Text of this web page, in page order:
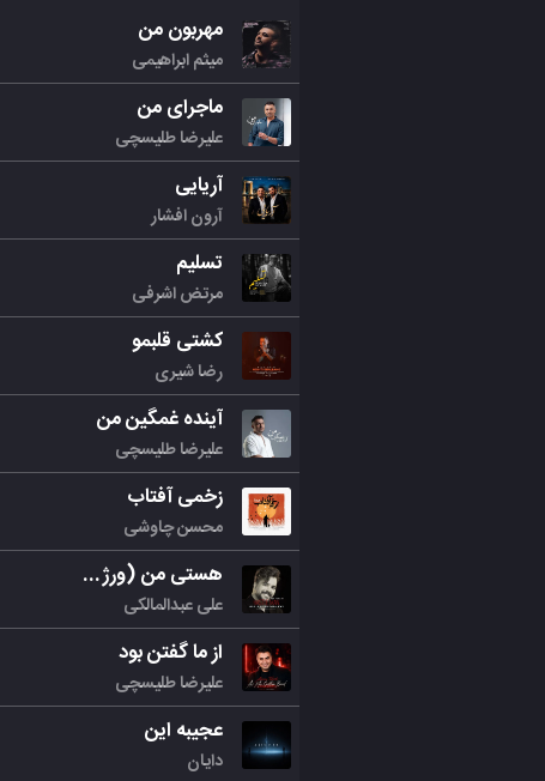
مهربون من
میثم ابراهیمی
ماجرای من
علیرضا طلیسچی
آریایی
آرون افشار
تسلیم
مرتض اشرفی
کشتی قلبمو
رضا شیری
آینده غمگین من
علیرضا طلیسچی
زخمی آفتاب
محسن چاوشی
هستی من (ورژن جدید)
علی عبدالمالکی
از ما گفتن بود
علیرضا طلیسچی
عجیبه این
دایان